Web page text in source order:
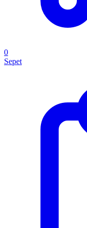
0
Sepet